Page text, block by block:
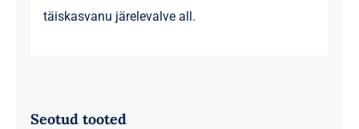
täiskasvanu järelevalve all.
Seotud tooted